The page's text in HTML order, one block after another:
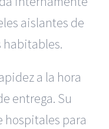
aislantes de
habitables.
a la hora
entrega. Su
hospitales para